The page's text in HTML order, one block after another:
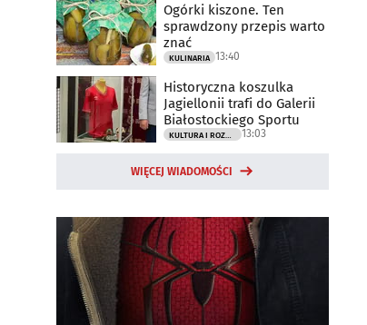
Ogórki kiszone. Ten
sprawdzony przepis warto
znać
KULINARIA 13:40
Historyczna koszulka
Jagiellonii trafi do Galerii
Białostockiego Sportu
13:03
WIĘCEJ WIADOMOŚCI